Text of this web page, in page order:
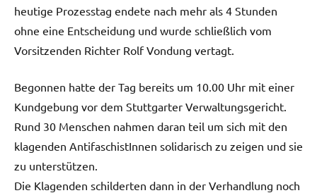
heutige Prozesstag endete nach mehr als 4 Stunden
ohne eine Entscheidung und wurde schließlich vom
Vorsitzenden Richter Rolf Vondung vertagt.
Begonnen hatte der Tag bereits um 10.00 Uhr mit einer
Kundgebung vor dem Stuttgarter Verwaltungsgericht.
Rund 30 Menschen nahmen daran teil um sich mit den
klagenden AntifaschistInnen solidarisch zu zeigen und sie
zu unterstützen.
Die Klagenden schilderten dann in der Verhandlung noch